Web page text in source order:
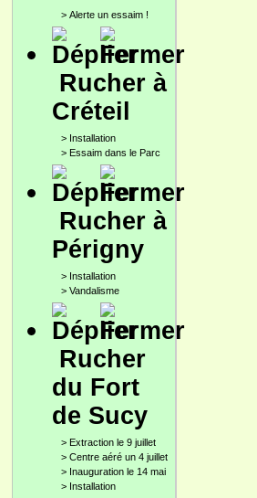
> Alerte un essaim !
Rucher à
Créteil
> Installation
> Essaim dans le Parc
Rucher à
Périgny
> Installation
> Vandalisme
Rucher
du Fort
de Sucy
> Extraction le 9 juillet
> Centre aéré un 4 juillet
> Inauguration le 14 mai
> Installation